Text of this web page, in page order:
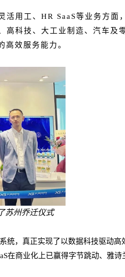
用工、HR SaaS等业务方面
科技、大工业制造、汽车及
高效服务能力。
苏州乔迁仪式
统，真正实现了以数据科技驱动高
在商业化上已赢得字节跳动、雅